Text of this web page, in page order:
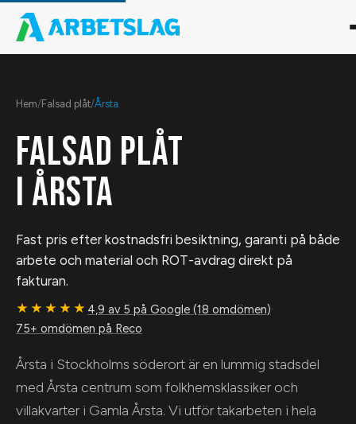
Hem/Falsad plåt/Årsta
FALSAD PLÅT
I ÅRSTA
Fast pris efter kostnadsfri besiktning, garanti på både
arbete och material och ROT-avdrag direkt på
fakturan.
★★★★★ 4,9 av 5 på Google (18 omdömen)·
75+ omdömen på Reco
Årsta i Stockholms söderort är en lummig stadsdel
med Årsta centrum som folkhemsklassiker och
villakvarter i Gamla Årsta. Vi utför takarbeten i hela